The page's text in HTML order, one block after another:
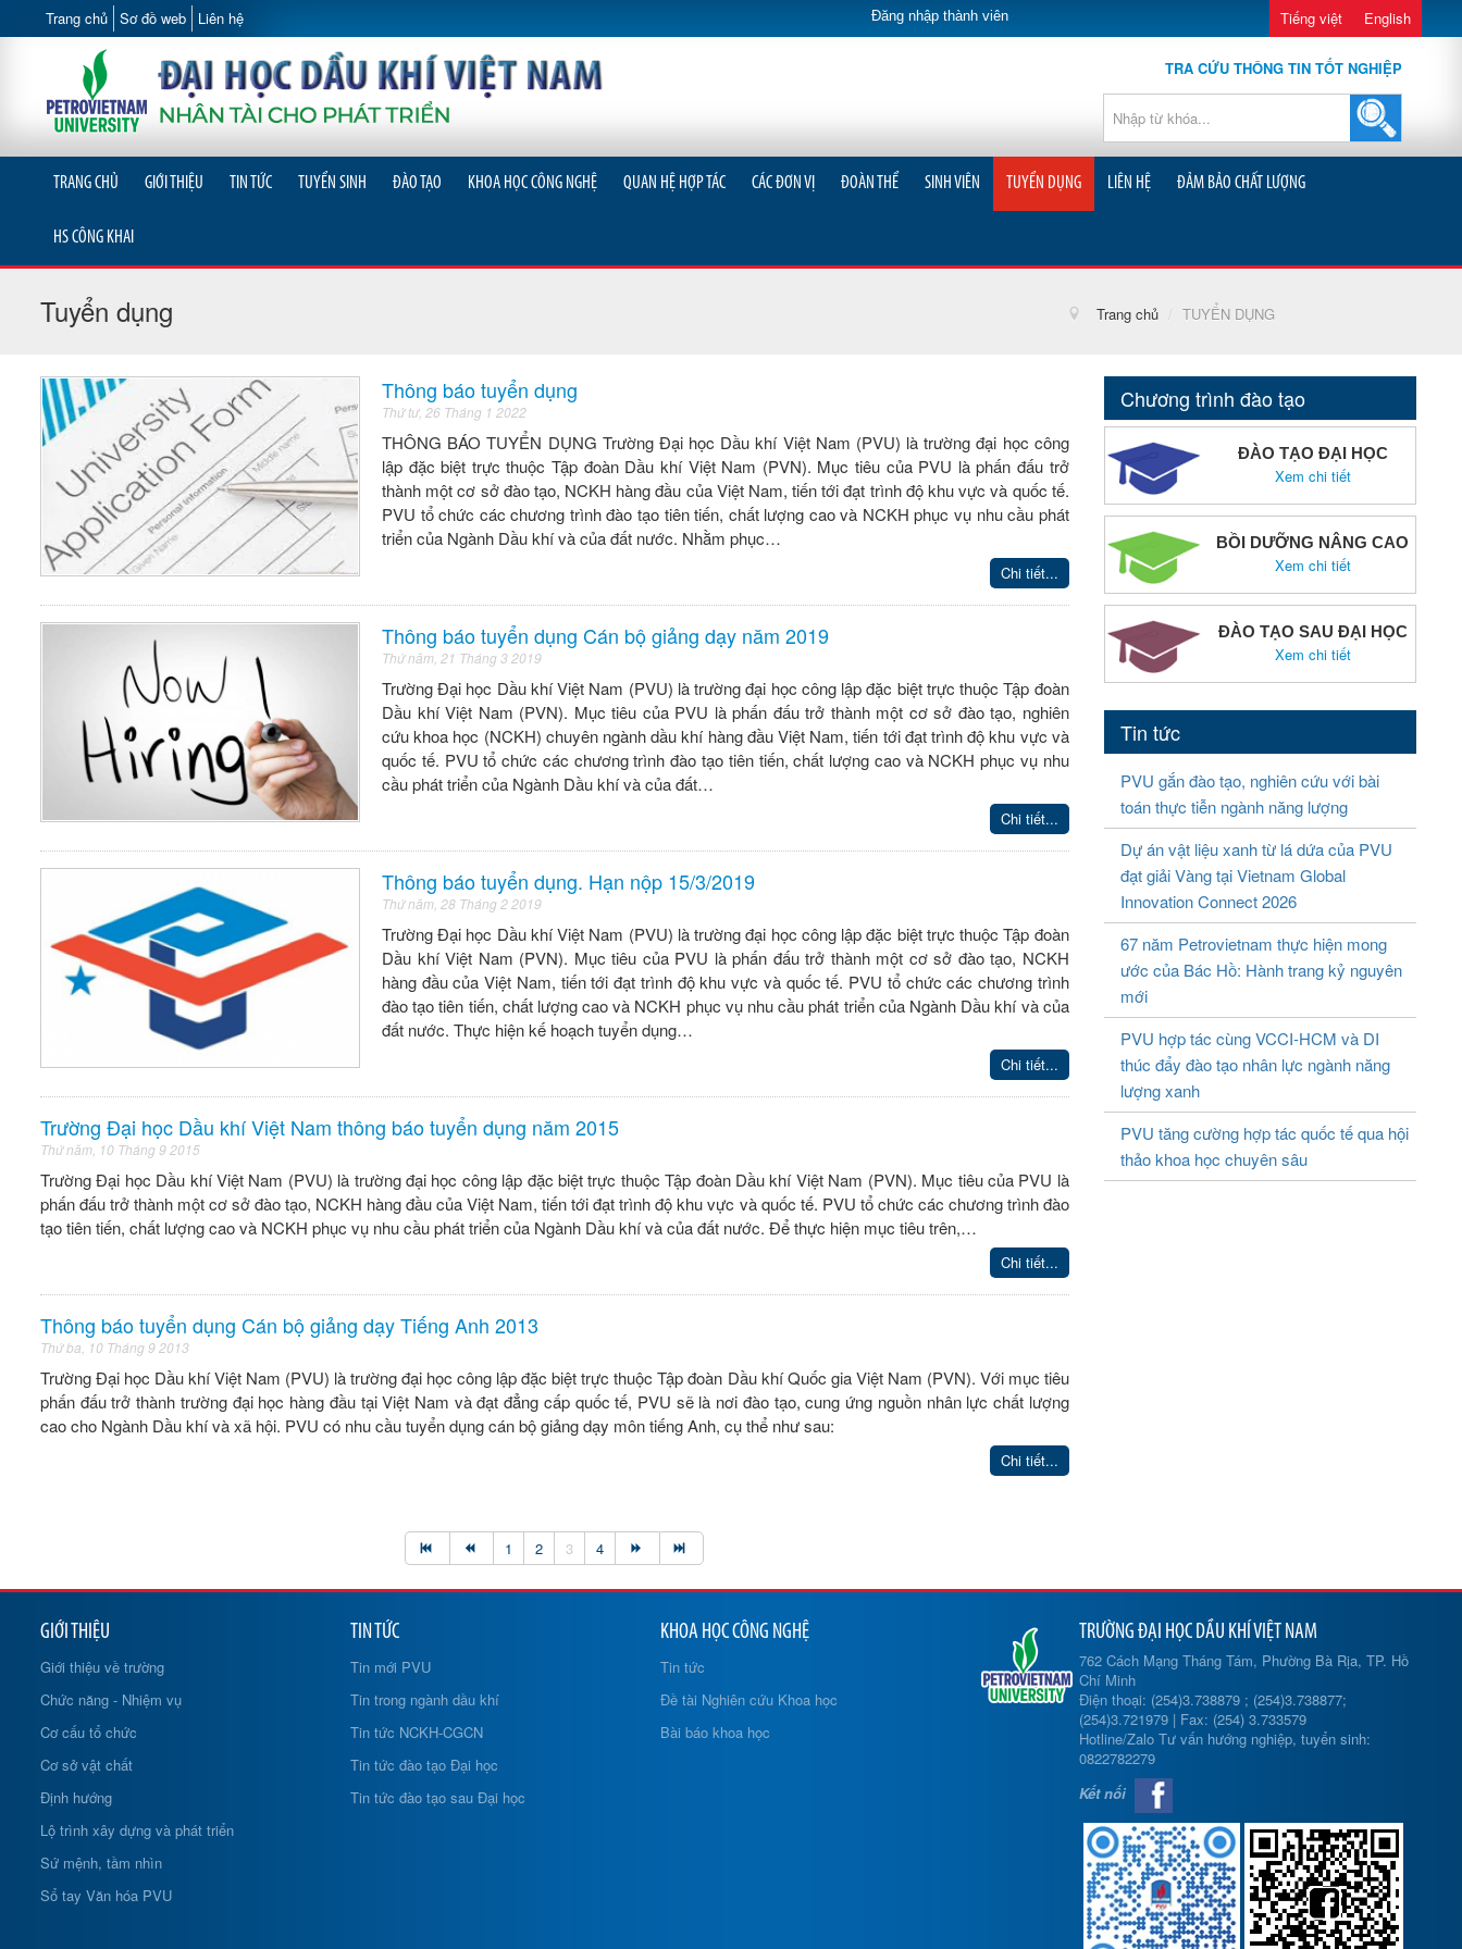
Trang chủ Sơ đồ web Liên hệ Đăng nhập thành viên Tiếng việt English
TRA CỨU THÔNG TIN TỐT NGHIỆP
TRANG CHỦ GIỚI THIỆU TIN TỨC TUYỂN SINH ĐÀO TẠO KHOA HỌC CÔNG NGHỆ QUAN HỆ HỢP TÁC CÁC ĐƠN VỊ ĐOÀN THỂ SINH VIÊN TUYỂN DỤNG LIÊN HỆ ĐẢM BẢO CHẤT LƯỢNG
HS CÔNG KHAI
Tuyển dụng Trang chủ / TUYỂN DỤNG
Thông báo tuyển dụng
Thứ tư, 26 Tháng 1 2022
THÔNG BÁO TUYỂN DỤNG Trường Đại học Dầu khí Việt Nam (PVU) là trường đại học công
lập đặc biệt trực thuộc Tập đoàn Dầu khí Việt Nam (PVN). Mục tiêu của PVU là phấn đấu trở
thành một cơ sở đào tạo, NCKH hàng đầu của Việt Nam, tiến tới đạt trình độ khu vực và quốc tế.
PVU tổ chức các chương trình đào tạo tiên tiến, chất lượng cao và NCKH phục vụ nhu cầu phát
triển của Ngành Dầu khí và của đất nước. Nhằm phục…
Chi tiết...
Thông báo tuyển dụng Cán bộ giảng dạy năm 2019
Thứ năm, 21 Tháng 3 2019
Trường Đại học Dầu khí Việt Nam (PVU) là trường đại học công lập đặc biệt trực thuộc Tập đoàn
Dầu khí Việt Nam (PVN). Mục tiêu của PVU là phấn đấu trở thành một cơ sở đào tạo, nghiên
cứu khoa học (NCKH) chuyên ngành dầu khí hàng đầu Việt Nam, tiến tới đạt trình độ khu vực và
quốc tế. PVU tổ chức các chương trình đào tạo tiên tiến, chất lượng cao và NCKH phục vụ nhu
cầu phát triển của Ngành Dầu khí và của đất…
Chi tiết...
Thông báo tuyển dụng. Hạn nộp 15/3/2019
Thứ năm, 28 Tháng 2 2019
Trường Đại học Dầu khí Việt Nam (PVU) là trường đại học công lập đặc biệt trực thuộc Tập đoàn
Dầu khí Việt Nam (PVN). Mục tiêu của PVU là phấn đấu trở thành một cơ sở đào tạo, NCKH
hàng đầu của Việt Nam, tiến tới đạt trình độ khu vực và quốc tế. PVU tổ chức các chương trình
đào tạo tiên tiến, chất lượng cao và NCKH phục vụ nhu cầu phát triển của Ngành Dầu khí và của
đất nước. Thực hiện kế hoạch tuyển dụng…
Chi tiết...
Trường Đại học Dầu khí Việt Nam thông báo tuyển dụng năm 2015
Thứ năm, 10 Tháng 9 2015
Trường Đại học Dầu khí Việt Nam (PVU) là trường đại học công lập đặc biệt trực thuộc Tập đoàn Dầu khí Việt Nam (PVN). Mục tiêu của PVU là
phấn đấu trở thành một cơ sở đào tạo, NCKH hàng đầu của Việt Nam, tiến tới đạt trình độ khu vực và quốc tế. PVU tổ chức các chương trình đào
tạo tiên tiến, chất lượng cao và NCKH phục vụ nhu cầu phát triển của Ngành Dầu khí và của đất nước. Để thực hiện mục tiêu trên,…
Chi tiết...
Thông báo tuyển dụng Cán bộ giảng dạy Tiếng Anh 2013
Thứ ba, 10 Tháng 9 2013
Trường Đại học Dầu khí Việt Nam (PVU) là trường đại học công lập đặc biệt trực thuộc Tập đoàn Dầu khí Quốc gia Việt Nam (PVN). Với mục tiêu
phấn đấu trở thành trường đại học hàng đầu tại Việt Nam và đạt đẳng cấp quốc tế, PVU sẽ là nơi đào tạo, cung ứng nguồn nhân lực chất lượng
cao cho Ngành Dầu khí và xã hội. PVU có nhu cầu tuyển dụng cán bộ giảng dạy môn tiếng Anh, cụ thể như sau:
Chi tiết...
1 2 3 4
Chương trình đào tạo
ĐÀO TẠO ĐẠI HỌC
Xem chi tiết
BỒI DƯỠNG NÂNG CAO
Xem chi tiết
ĐÀO TẠO SAU ĐẠI HỌC
Xem chi tiết
Tin tức
PVU gắn đào tạo, nghiên cứu với bài
toán thực tiễn ngành năng lượng
Dự án vật liệu xanh từ lá dứa của PVU
đạt giải Vàng tại Vietnam Global
Innovation Connect 2026
67 năm Petrovietnam thực hiện mong
ước của Bác Hồ: Hành trang kỷ nguyên
mới
PVU hợp tác cùng VCCI-HCM và DI
thúc đẩy đào tạo nhân lực ngành năng
lượng xanh
PVU tăng cường hợp tác quốc tế qua hội
thảo khoa học chuyên sâu
GIỚI THIỆU
Giới thiệu về trường
Chức năng - Nhiệm vụ
Cơ cấu tổ chức
Cơ sở vật chất
Định hướng
Lộ trình xây dựng và phát triển
Sứ mệnh, tầm nhìn
Sổ tay Văn hóa PVU
TIN TỨC
Tin mới PVU
Tin trong ngành dầu khí
Tin tức NCKH-CGCN
Tin tức đào tạo Đại học
Tin tức đào tạo sau Đại học
KHOA HỌC CÔNG NGHỆ
Tin tức
Đề tài Nghiên cứu Khoa học
Bài báo khoa học
TRƯỜNG ĐẠI HỌC DẦU KHÍ VIỆT NAM
762 Cách Mạng Tháng Tám, Phường Bà Rịa, TP. Hồ
Chí Minh
Điện thoại: (254)3.738879 ; (254)3.738877;
(254)3.721979 | Fax: (254) 3.733579
Hotline/Zalo Tư vấn hướng nghiệp, tuyển sinh:
0822782279
Kết nối